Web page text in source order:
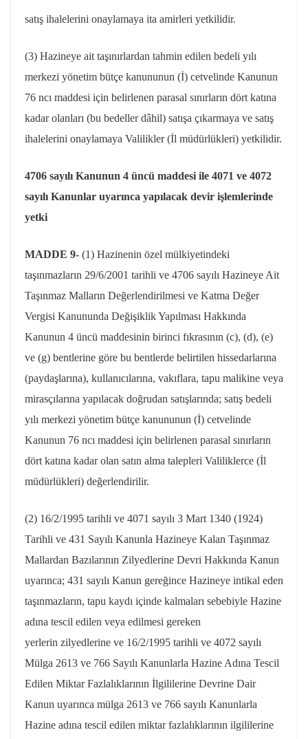
satış ihalelerini onaylamaya ita amirleri yetkilidir.
(3) Hazineye ait taşınırlardan tahmin edilen bedeli yılı
merkezi yönetim bütçe kanununun (İ) cetvelinde Kanunun
76 ncı maddesi için belirlenen parasal sınırların dört katına
kadar olanları (bu bedeller dâhil) satışa çıkarmaya ve satış
ihalelerini onaylamaya Valilikler (İl müdürlükleri) yetkilidir.
4706 sayılı Kanunun 4 üncü maddesi ile 4071 ve 4072
sayılı Kanunlar uyarınca yapılacak devir işlemlerinde
yetki
MADDE 9- (1) Hazinenin özel mülkiyetindeki
taşınmazların 29/6/2001 tarihli ve 4706 sayılı Hazineye Ait
Taşınmaz Malların Değerlendirilmesi ve Katma Değer
Vergisi Kanununda Değişiklik Yapılması Hakkında
Kanunun 4 üncü maddesinin birinci fıkrasının (c), (d), (e)
ve (g) bentlerine göre bu bentlerde belirtilen hissedarlarına
(paydaşlarına), kullanıcılarına, vakıflara, tapu malikine veya
mirasçılarına yapılacak doğrudan satışlarında; satış bedeli
yılı merkezi yönetim bütçe kanununun (İ) cetvelinde
Kanunun 76 ncı maddesi için belirlenen parasal sınırların
dört katına kadar olan satın alma talepleri Valiliklerce (İl
müdürlükleri) değerlendirilir.
(2) 16/2/1995 tarihli ve 4071 sayılı 3 Mart 1340 (1924)
Tarihli ve 431 Sayılı Kanunla Hazineye Kalan Taşınmaz
Mallardan Bazılarının Zilyedlerine Devri Hakkında Kanun
uyarınca; 431 sayılı Kanun gereğince Hazineye intikal eden
taşınmazların, tapu kaydı içinde kalmaları sebebiyle Hazine
adına tescil edilen veya edilmesi gereken
yerlerin zilyedlerine ve 16/2/1995 tarihli ve 4072 sayılı
Mülga 2613 ve 766 Sayılı Kanunlarla Hazine Adına Tescil
Edilen Miktar Fazlalıklarının İlgililerine Devrine Dair
Kanun uyarınca mülga 2613 ve 766 sayılı Kanunlarla
Hazine adına tescil edilen miktar fazlalıklarının ilgililerine